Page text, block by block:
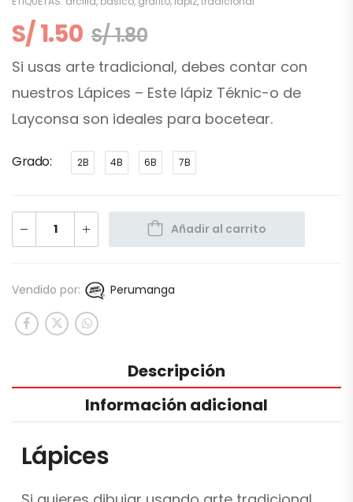
S/1.50 S/1.80
Si usas arte tradicional, debes contar con
nuestros Lápices – Este lápiz Téknic-o de
Layconsa son ideales para bocetear.
Grado 2B 4B 6B 7B
Añadir al carrito
Vendido por: Perumanga
Descripción
Información adicional
Lápices